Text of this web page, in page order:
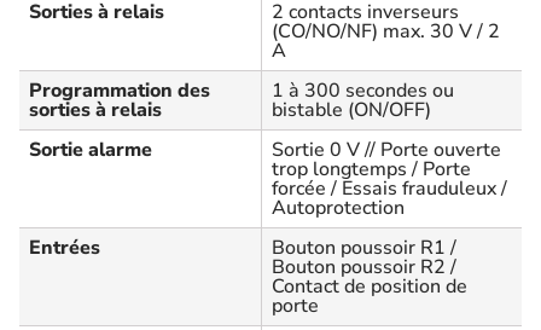
Sorties à relais
2 contacts inverseurs
(CO/NO/NF) max. 30 V / 2
A
Programmation des
sorties à relais
1 à 300 secondes ou
bistable (ON/OFF)
Sortie alarme
Sortie 0 V // Porte ouverte
trop longtemps / Porte
forcée / Essais frauduleux /
Autoprotection
Entrées
Bouton poussoir R1 /
Bouton poussoir R2 /
Contact de position de
porte